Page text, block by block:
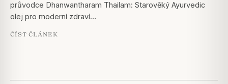
průvodce Dhanwantharam Thailam: Starověký Ayurvedic
olej pro moderní zdraví…
ČÍST ČLÁNEK